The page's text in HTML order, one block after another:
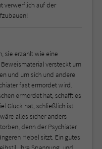
verwerflich auf der
sie erzählt wie eine
versteckt um
und um sich und andere
fast ermordet wird.
ermordet hat, schafft es
Glück hat, schließlich ist
alles sicher anders
denn der Psychiater
Hebel sitzt. Ein gutes